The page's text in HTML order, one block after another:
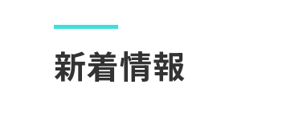
新着情報